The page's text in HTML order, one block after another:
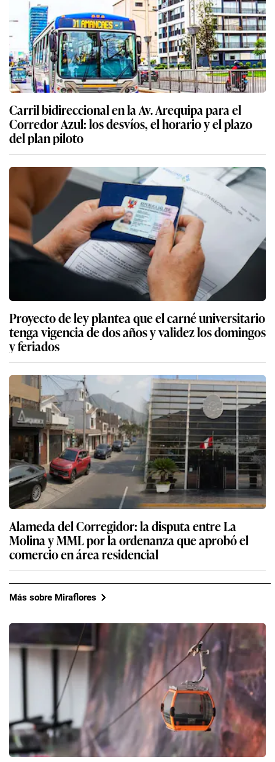
Carril bidireccional en la Av. Arequipa para el
Corredor Azul: los desvíos, el horario y el plazo
del plan piloto
Proyecto de ley plantea que el carné universitario
tenga vigencia de dos años y validez los domingos
y feriados
Alameda del Corregidor: la disputa entre La
Molina y MML por la ordenanza que aprobó el
comercio en área residencial
Más sobre Miraflores